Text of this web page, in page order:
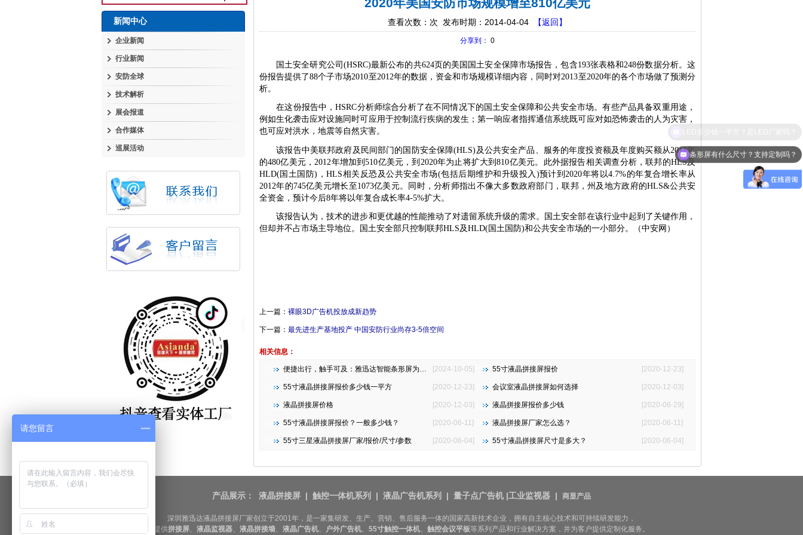
新闻中心
企业新闻
行业新闻
安防全球
技术解析
展会报道
合作媒体
巡展活动
查看次数： 次 发布时期：2014-04-04 【返回】
分享到： 0
国土安全研究公司 (HSRC)最新公布的共624页的美国国土安全保障市场报告，包含193张表格和248份数据分析。这
份报告提供了88个子市场2010至2012年的数据，资金和市场规模详细内容，同时对2013至2020年的各个市场做了预测分
析。
在这份报告中，HSRC分析师综合分析了在不同情况下的国土安全保障和公共安全市场。有些产品具备双重用途，
例如生化袭击应对设施同时可应用于控制流行疾病的发生；第一响应者指挥通信系统既可应对如恐怖袭击的人为灾害，
也可应对洪水，地震等自然灾害。
该报告中美联邦政府及民间部门的国防安全保障(HLS) 及公共安全产品、服务的年度投资额及年度购买额从 2011年
的480亿美元， 2012年增加到510亿美元，到 2020年为止将扩大到810亿美元。此外据报告相关调查分析，联邦的HLS及
HLD( 国土国防) ，HLS相关反恐及公共安全市场(包括后期维护和升级投入 )预计到 2020年将以4.7%的年复合增长率从
2012年的745亿美元增长至 1073亿美元。同时，分析师指出不像大多数政府部门，联邦，州及地方政府的HLS&公共安
全资金，预计今后8年将以年复合成长率4-5%扩大。
该报告认为，技术的进步和更优越的性能推动了对遗留系统升级的需求。国土安全部在该行业中起到了关键作用，
但却并不占市场主导地位。国土安全部只控制联邦HLS及HLD(国土国防)和公共安全市场的一小部分。 （中安网）
上一篇： 裸眼3D广告机投放成新趋势
下一篇： 最先进生产基地投产 中国安防行业尚存3-5倍空间
相关信息：
[2024-10-05]
便捷出行，触手可及：雅迅达智能条形屏为地铁公交注入新活力 [2020-12-23]
55寸液晶拼接屏报价
[2020-12-23]
55寸液晶拼接屏报价多少钱一平方 [2020-12-03]
会议室液晶拼接屏如何选择
[2020-12-03]
液晶拼接屏价格 [2020-06-29]
液晶拼接屏报价多少钱
[2020-06-11]
55寸液晶拼接屏报价？一般多少钱？ [2020-06-11]
液晶拼接屏厂家怎么选？
[2020-06-04]
55寸三星液晶拼接屏厂家/报价/尺寸/参数 [2020-06-04]
55寸液晶拼接屏尺寸是多大？
产品展示： 液晶拼接屏 | 触控一体机系列 | 液晶广告机系列 | 量子点广告机 |工业监视器 | 商显产品
深圳雅迅达液晶拼接屏厂家创立于2001年，是一家集研发、生产、营销、售后服务一体的国家高新技术企业，拥有自主核心技术和可持续研发能力，
提供拼接屏、 液晶监视器、 液晶拼接墙、 液晶广告机、 户外广告机、 55寸触控一体机、 触控会议平板等系列产品和行业解决方案，并为客户提供定制化服务。
条形屏有什么尺寸？支持定制吗？
请您留言